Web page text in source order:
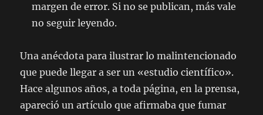
margen de error. Si no se publican, más vale
no seguir leyendo.
Una anécdota para ilustrar lo malintencionado
que puede llegar a ser un «estudio científico».
Hace algunos años, a toda página, en la prensa,
apareció un artículo que afirmaba que fumar